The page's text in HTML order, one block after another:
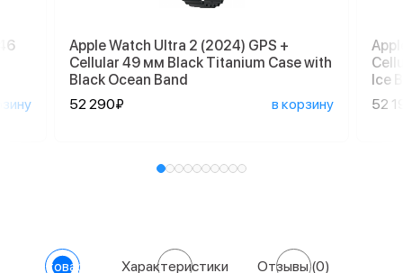
Apple Watch Ultra 2 (2024) GPS +
Cellular 49 мм Black Titanium Case with
Black Ocean Band
52 290₽
в корзину
Ice
52
О товаре Характеристики Отзывы(0)